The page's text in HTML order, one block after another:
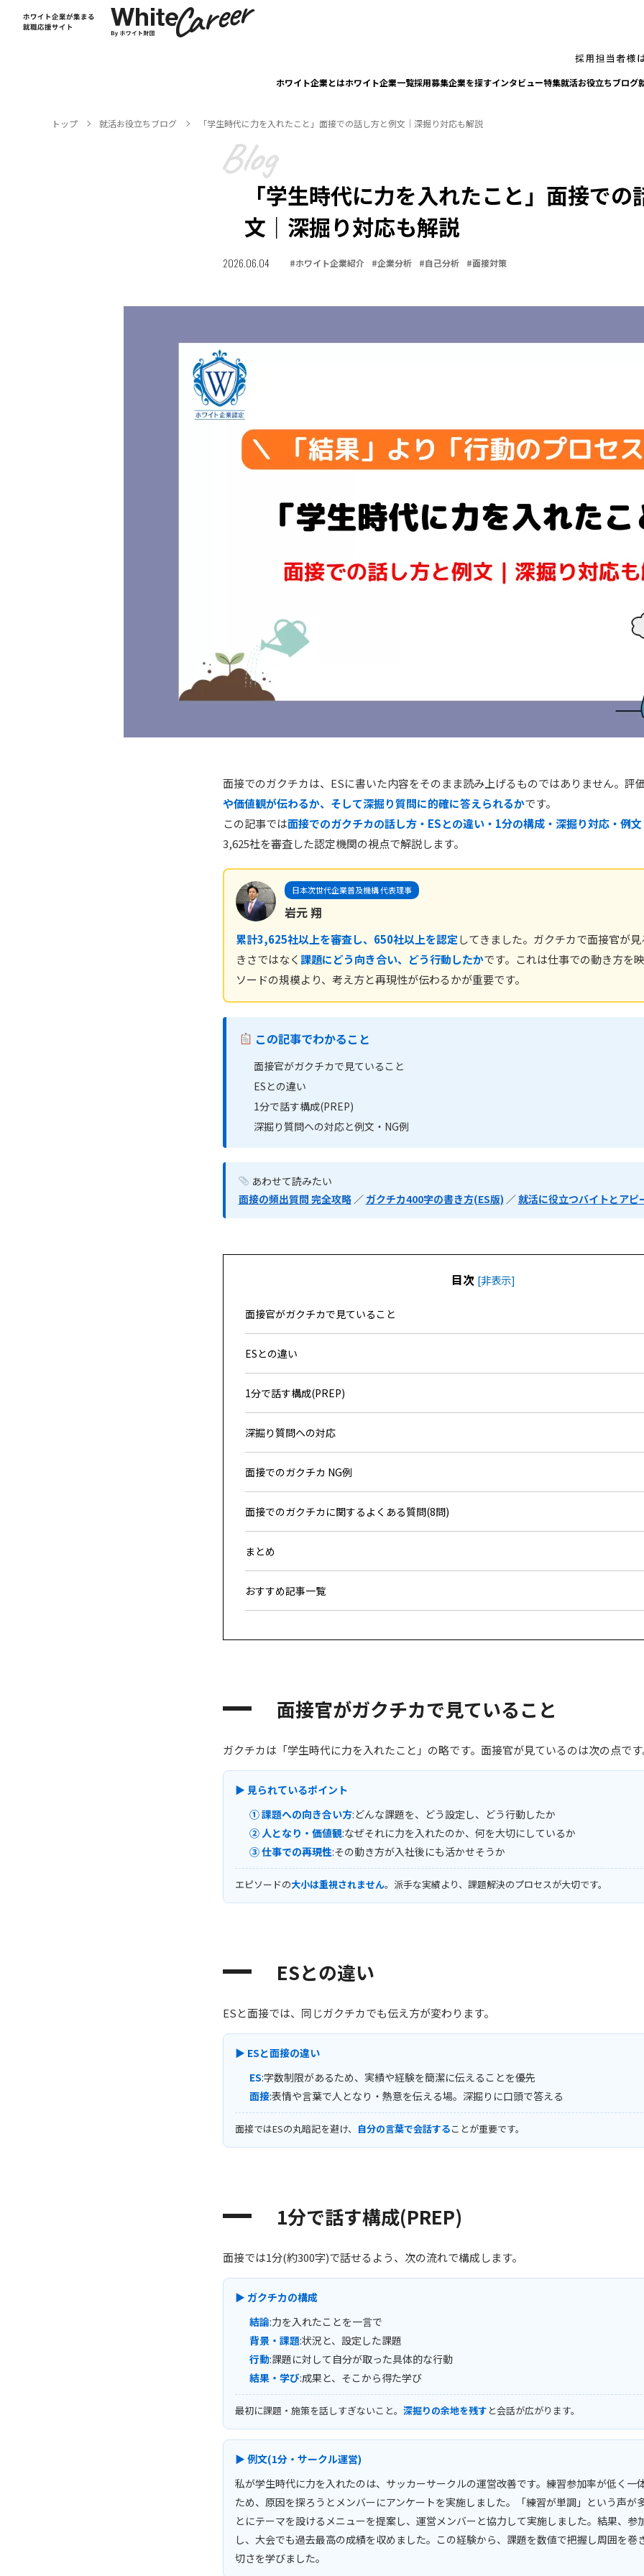
ホワイト企業とはホワイト企業一覧採⽤募集企業を探すインタビュー特集就活お役⽴ちブログ
トップ 就活お役⽴ちブログ 「学生時代に力を入れたこと」面接での話し方と例文｜深掘り対応も解説
「学生時代に力を入れたこと」面接での
文｜深掘り対応も解説
2026.06.04 #ホワイト企業紹介 #企業分析 #自己分析 #面接対策
面接でのガクチカは、ESに書いた内容をそのまま読み上げるものではありません。評
や価値観が伝わるか、そして深掘り質問に的確に答えられるかです。
この記事では面接でのガクチカの話し方・ESとの違い・1分の構成・深掘り対応・例
3,625社を審査した認定機関の視点で解説します。
日本次世代企業普及機構 代表理事
岩元 翔
累計3,625社以上を審査し、650社以上を認定してきました。ガクチカで面接官が
きさではなく課題にどう向き合い、どう行動したかです。これは仕事での動き方を
ソードの規模より、考え方と再現性が伝わるかが重要です。
この記事でわかること
面接官がガクチカで見ていること
ESとの違い
1分で話す構成(PREP)
深掘り質問への対応と例文・NG例
あわせて読みたい
面接の頻出質問 完全攻略／ ガクチカ400字の書き方(ES版) ／就活に役立つバイトとアピ
目次 [非表示]
面接官がガクチカで見ていること
ESとの違い
1分で話す構成(PREP)
深掘り質問への対応
面接でのガクチカ NG例
面接でのガクチカに関するよくある質問(8問)
まとめ
おすすめ記事一覧
面接官がガクチカで見ていること
ガクチカは「学生時代に力を入れたこと」の略です。面接官が見ているのは次の点で
▶ 見られているポイント
① 課題への向き合い方:どんな課題を、どう設定し、どう行動したか
② 人となり・価値観:なぜそれに力を入れたのか、何を大切にしているか
③ 仕事での再現性:その動き方が入社後にも活かせそうか
エピソードの大小は重視されません。派手な実績より、課題解決のプロセスが大切です。
ESとの違い
ESと面接では、同じガクチカでも伝え方が変わります。
▶ ESと面接の違い
ES:字数制限があるため、実績や経験を簡潔に伝えることを優先
面接:表情や言葉で人となり・熱意を伝える場。深掘りに口頭で答える
面接ではESの丸暗記を避け、 自分の言葉で会話することが重要です。
1分で話す構成(PREP)
面接では1分(約300字)で話せるよう、次の流れで構成します。
▶ ガクチカの構成
結論:力を入れたことを一言で
背景・課題:状況と、設定した課題
行動:課題に対して自分が取った具体的な行動
結果・学び:成果と、そこから得た学び
最初に課題・施策を話しすぎないこと。 深掘りの余地を残す と会話が広がります。
▶ 例文(1分・サークル運営)
私が学生時代に力を入れたのは、サッカーサークルの運営改善です。練習参加率が低く一
ため、原因を探ろうとメンバーにアンケートを実施しました。「練習が単調」という声が
とにテーマを設けるメニューを提案し、運営メンバーと協力して実施しました。結果、参
し、大会でも過去最高の成績を収めました。この経験から、課題を数値で把握し周囲を巻
切さを学びました。